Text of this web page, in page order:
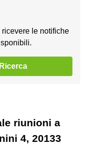
ricevere le notifiche
riunioni a
4, 20133